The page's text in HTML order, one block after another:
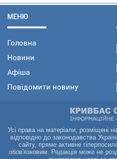
МЕНЮ
Головна
Новини
Афіша
Повідомити новину
Усі права на матеріали, розміщені
відповідно до законодавства
сайту, пряме активне
обов'язковим. Редакція може не